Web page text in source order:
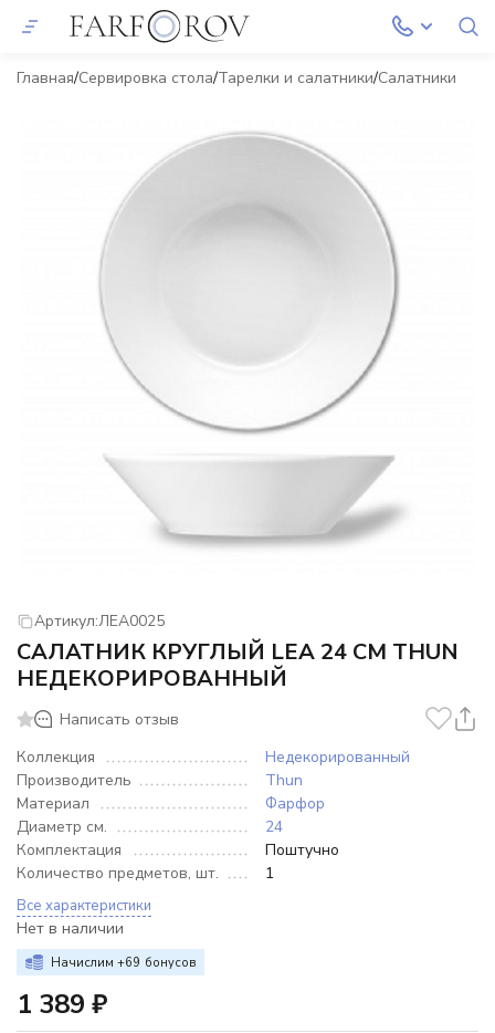
Главная Сервировка стола Тарелки и салатники Салатники
Артикул:ЛЕА0025
САЛАТНИК КРУГЛЫЙ LEA 24 СМ THUN
НЕДЕКОРИРОВАННЫЙ
Написать отзыв
Коллекция
Недекорированный
Производитель
Thun
Материал
Фарфор
Диаметр см.
24
Комплектация
Поштучно
Количество предметов, шт.
1
Все характеристики
Нет в наличии
Начислим +69 бонусов
1 389 ₽